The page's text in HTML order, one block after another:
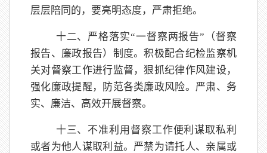
层层陪同的，要亮明态度，严肃拒绝。
十二、严格落实“一督察两报告”（督察
报告、廉政报告）制度。积极配合纪检监察机
关对督察工作进行监督，狠抓纪律作风建设，
强化廉政提醒，防范各类廉政风险。严肃、务
实、廉洁、高效开展督察。
十三、不准利用督察工作便利谋取私利
或者为他人谋取利益。严禁为请托人、亲属或